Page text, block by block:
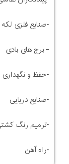
-صنایع فلزی
– برج های بادی
-حفظ و
-صنایع دریایی
-ترمیم رنگ
-راه آهن